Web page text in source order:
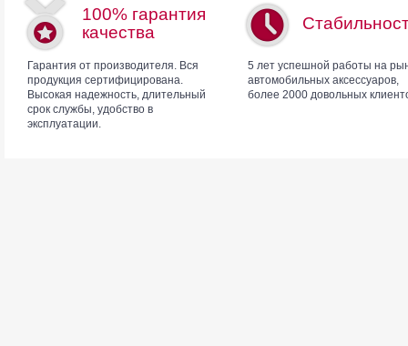
100% гарантия
качества
Гарантия от производителя. Вся
продукция сертифицирована.
Высокая надежность, длительный
срок службы, удобство в
эксплуатации.
5 лет успешной работы на
автомобильных аксессуаров,
более 2000 довольных